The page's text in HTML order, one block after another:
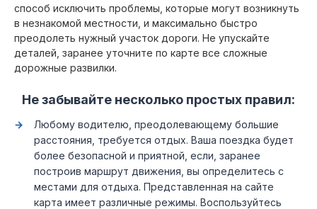
способ исключить проблемы, которые могут возникнуть
в незнакомой местности, и максимально быстро
преодолеть нужный участок дороги. Не упускайте
деталей, заранее уточните по карте все сложные
дорожные развилки.
Не забывайте несколько простых правил:
Любому водителю, преодолевающему большие
расстояния, требуется отдых. Ваша поездка будет
более безопасной и приятной, если, заранее
построив маршрут движения, вы определитесь с
местами для отдыха. Представленная на сайте
карта имеет различные режимы. Воспользуйтесь